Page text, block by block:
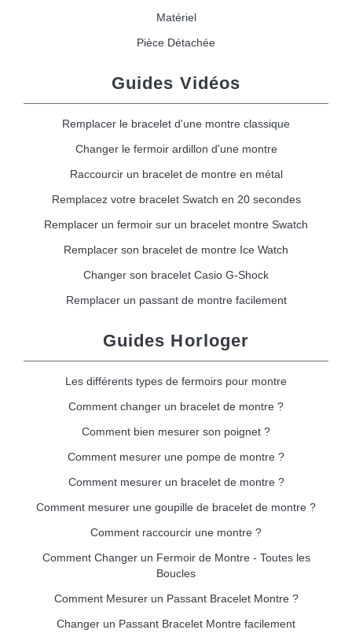
Matériel
Pièce Détachée
Guides Vidéos
Remplacer le bracelet d'une montre classique
Changer le fermoir ardillon d'une montre
Raccourcir un bracelet de montre en métal
Remplacez votre bracelet Swatch en 20 secondes
Remplacer un fermoir sur un bracelet montre Swatch
Remplacer son bracelet de montre Ice Watch
Changer son bracelet Casio G-Shock
Remplacer un passant de montre facilement
Guides Horloger
Les différents types de fermoirs pour montre
Comment changer un bracelet de montre ?
Comment bien mesurer son poignet ?
Comment mesurer une pompe de montre ?
Comment mesurer un bracelet de montre ?
Comment mesurer une goupille de bracelet de montre ?
Comment raccourcir une montre ?
Comment Changer un Fermoir de Montre - Toutes les
Boucles
Comment Mesurer un Passant Bracelet Montre ?
Changer un Passant Bracelet Montre facilement